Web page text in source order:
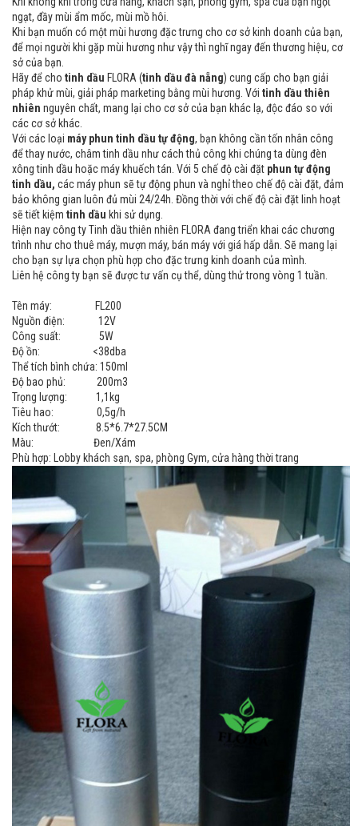
ngạt, đầy mùi ẩm mốc, mùi mồ hôi.
Khi bạn muốn có một mùi hương đặc trưng cho cơ sở kinh doanh của bạn,
để mọi người khi gặp mùi hương như vậy thì nghĩ ngay đến thương hiệu, cơ
sở của bạn.
Hãy để cho tinh dầu FLORA (tinh dầu đà nẵng) cung cấp cho bạn giải
pháp khử mùi, giải pháp marketing bằng mùi hương. Với tinh dầu thiên
nhiên nguyên chất, mang lại cho cơ sở của bạn khác lạ, độc đáo so với
các cơ sở khác.
Với các loại máy phun tinh dầu tự động, bạn không cần tốn nhân công
để thay nước, châm tinh dầu như cách thủ công khi chúng ta dùng đèn
xông tinh dầu hoặc máy khuếch tán. Với 5 chế độ cài đặt phun tự động
tinh dầu, các máy phun sẽ tự động phun và nghỉ theo chế độ cài đặt, đảm
bảo không gian luôn đủ mùi 24/24h. Đồng thời với chế độ cài đặt linh hoạt
sẽ tiết kiệm tinh dầu khi sử dụng.
Hiện nay công ty Tinh dầu thiên nhiên FLORA đang triển khai các chương
trình như cho thuê máy, mượn máy, bán máy với giá hấp dẫn. Sẽ mang lại
cho bạn sự lựa chọn phù hợp cho đặc trưng kinh doanh của mình.
Liên hệ công ty bạn sẽ được tư vấn cụ thể, dùng thử trong vòng 1 tuần.
Tên máy: FL200
Nguồn điện: 12V
Công suất: 5W
Độ ồn: <38dba
Thể tích bình chứa: 150ml
Độ bao phủ: 200m3
Trọng lượng: 1,1kg
Tiêu hao: 0,5g/h
Kích thướt: 8.5*6.7*27.5CM
Màu: Đen/Xám
Phù hợp: Lobby khách sạn, spa, phòng Gym, cửa hàng thời trang